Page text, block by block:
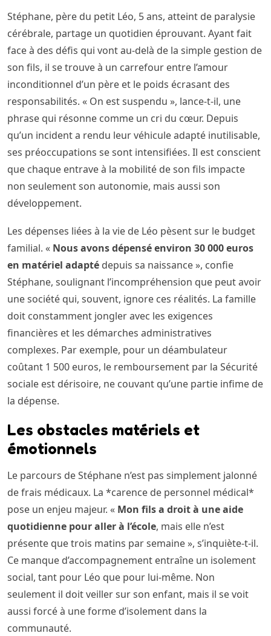
Stéphane, père du petit Léo, 5 ans, atteint de paralysie
cérébrale, partage un quotidien éprouvant. Ayant fait
face à des défis qui vont au-delà de la simple gestion de
son fils, il se trouve à un carrefour entre l’amour
inconditionnel d’un père et le poids écrasant des
responsabilités. « On est suspendu », lance-t-il, une
phrase qui résonne comme un cri du cœur. Depuis
qu’un incident a rendu leur véhicule adapté inutilisable,
ses préoccupations se sont intensifiées. Il est conscient
que chaque entrave à la mobilité de son fils impacte
non seulement son autonomie, mais aussi son
développement.
Les dépenses liées à la vie de Léo pèsent sur le budget
familial. « Nous avons dépensé environ 30 000 euros
en matériel adapté depuis sa naissance », confie
Stéphane, soulignant l’incompréhension que peut avoir
une société qui, souvent, ignore ces réalités. La famille
doit constamment jongler avec les exigences
financières et les démarches administratives
complexes. Par exemple, pour un déambulateur
coûtant 1 500 euros, le remboursement par la Sécurité
sociale est dérisoire, ne couvant qu’une partie infime de
la dépense.
Les obstacles matériels et
émotionnels
Le parcours de Stéphane n’est pas simplement jalonné
de frais médicaux. La *carence de personnel médical*
pose un enjeu majeur. « Mon fils a droit à une aide
quotidienne pour aller à l’école, mais elle n’est
présente que trois matins par semaine », s’inquiète-t-il.
Ce manque d’accompagnement entraîne un isolement
social, tant pour Léo que pour lui-même. Non
seulement il doit veiller sur son enfant, mais il se voit
aussi forcé à une forme d’isolement dans la
communauté.